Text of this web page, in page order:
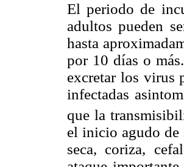
El periodo de
adultos pueden
hasta
por 10 días o
excretar los virus
infectadas
que la
el inicio agudo de
seca, coriza,